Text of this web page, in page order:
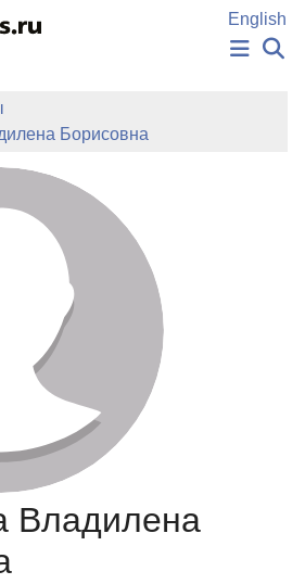
English
ИЗДАНИЯ
АВТОРЫ
РУКОПИСЬ
БАЗА ЗНАНИЙ
СЛОВА
Борисовна
Владилена